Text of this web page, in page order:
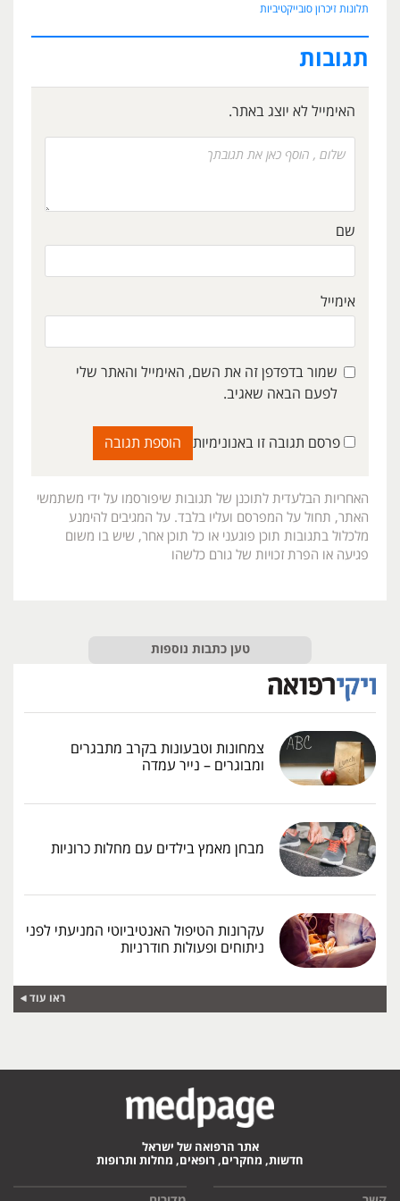
תלונות זיכרון סובייקטיביות
תגובות
האימייל לא יוצג באתר.
שם
אימייל
שמור בדפדפן זה את השם, האימייל והאתר שלי
לפעם הבאה שאגיב.
פרסם תגובה זו באנונימיות
האחריות הבלעדית לתוכנן של תגובות שיפורסמו על ידי משתמשי
האתר, תחול על המפרסם ועליו בלבד. על המגיבים להימנע
מלכלול בתגובות תוכן פוגעני או כל תוכן אחר, שיש בו משום
פגיעה או הפרת זכויות של גורם כלשהו
טען כתבות נוספות
צמחונות וטבעונות בקרב מתבגרים
ומבוגרים – נייר עמדה
מבחן מאמץ בילדים עם מחלות כרוניות
עקרונות הטיפול האנטיביוטי המניעתי לפני
ניתוחים ופעולות חודרניות
ראו עוד
אתר הרפואה של ישראל
חדשות, מחקרים, רופאים, מחלות ותרופות